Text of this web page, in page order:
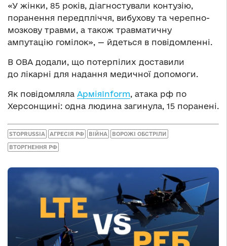
«У жінки, 85 років, діагностували контузію,
поранення передпліччя, вибухову та черепно-
мозкову травми, а також травматичну
ампутацію гомілок», — йдеться в повідомленні.
В ОВА додали, що потерпілих доставили
до лікарні для надання медичної допомоги.
Як повідомляла АрміяInform, атака рф по
Херсонщині: одна людина загинула, 15 поранені.
STOPRUSSIA АГРЕСІЯ РФ ВІЙНА ВОРОЖІ ОБСТРІЛИ
ВТОРГНЕННЯ РФ